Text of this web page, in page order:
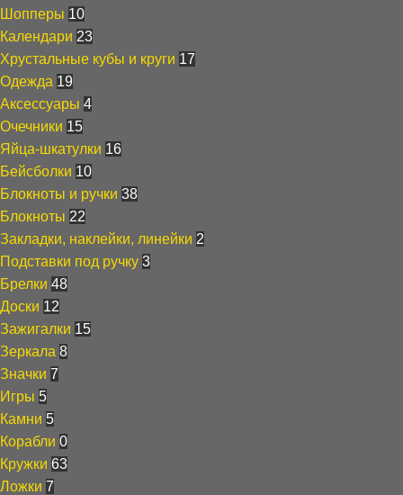
Шопперы 10
Календари 23
Хрустальные кубы и круги 17
Одежда 19
Аксессуары 4
Очечники 15
Яйца-шкатулки 16
Бейсболки 10
Блокноты и ручки 38
Блокноты 22
Закладки, наклейки, линейки 2
Подставки под ручку 3
Брелки 48
Доски 12
Зажигалки 15
Зеркала 8
Значки 7
Игры 5
Камни 5
Корабли 0
Кружки 63
Ложки 7